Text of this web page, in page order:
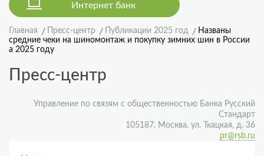
Интернет банк
Главная Пресс-центр Публикации 2025 год
Названы
средние чеки на шиномонтаж и покупку зимних шин в России
а 2025 году
Пресс-центр
Управление по связям с общественностью Банка Русский
Стандарт
105187, Москва, ул. Ткацкая, д. 36
pr@rsb.ru